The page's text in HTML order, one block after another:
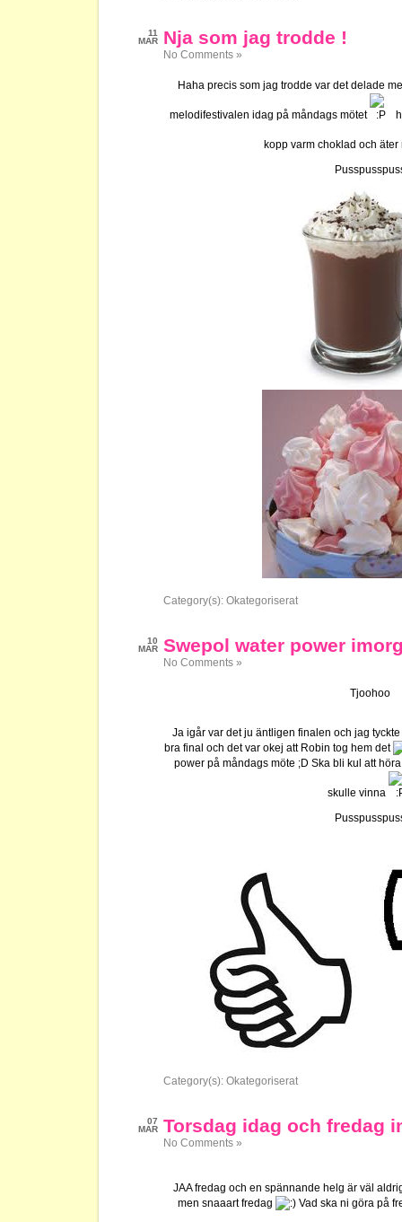
11
MAR
Nja som jag trodde !
No Comments »
Haha precis som jag trodde var det delade
melodifestivalen idag på måndags mötet
kopp varm choklad och
Category(s): Okategoriserat
10
MAR Swepol water power
No Comments »
Tjoohoo
Ja igår var det ju äntligen finalen och jag
bra final och det var okej att Robin tog hem det
power på måndags möte ;D Ska bli kul att
skulle vinna
Category(s): Okategoriserat
07
MAR Torsdag idag och fredag
No Comments »
JAA fredag och en spännande helg är väl
men snaaart fredag
Vad ska ni göra på